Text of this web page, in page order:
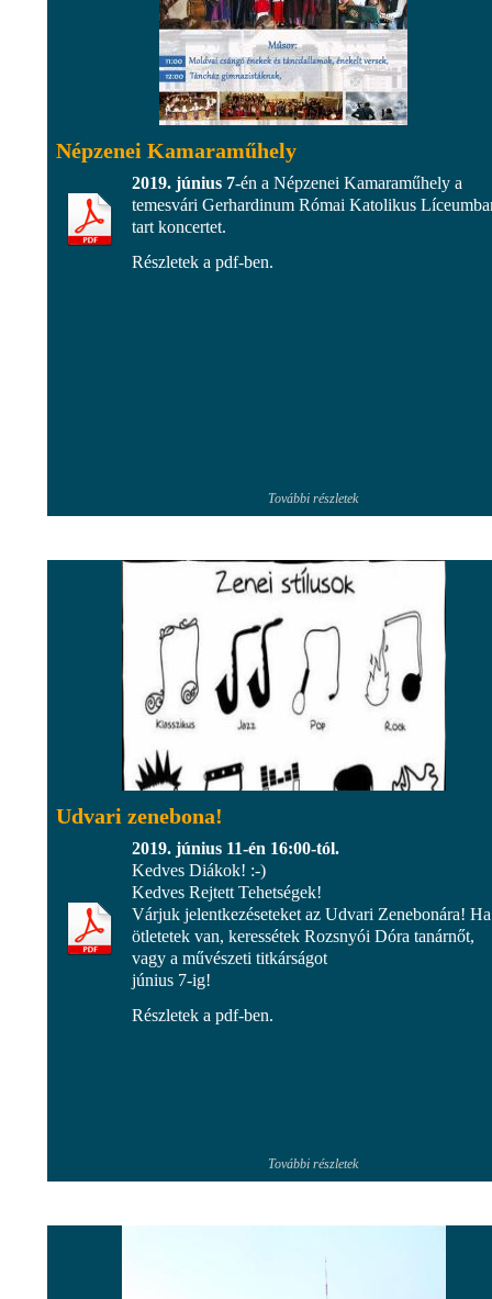
Népzenei Kamaraműhely
2019. június 7-én a Népzenei Kamaraműhely a
temesvári Gerhardinum Római Katolikus
tart koncertet.
Részletek a pdf-ben.
További részletek
Udvari zenebona!
2019. június 11-én 16:00-tól.
Kedves Diákok! :-)
Kedves Rejtett Tehetségek!
Várjuk jelentkezéseteket az Udvari Zenebonára! Ha
ötletetek van, keressétek Rozsnyói Dóra tanárnőt,
vagy a művészeti titkárságot
június 7-ig!
Részletek a pdf-ben.
További részletek